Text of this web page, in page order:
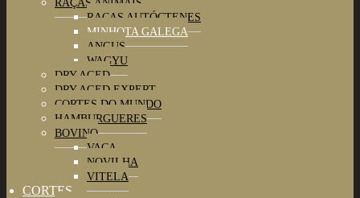
RAÇAS ANIMAIS
RAÇAS AUTÓCTENES
MINHOTA GALEGA
ANGUS
WAGYU
DRY AGED
DRY AGED EXPERT
CORTES DO MUNDO
HAMBURGUERES
BOVINO
VACA
NOVILHA
VITELA
CORTES